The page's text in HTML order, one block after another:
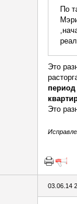
По
Это
период
Это
03.06.14